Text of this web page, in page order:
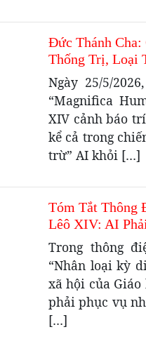
Đức Thánh Cha:
Thống Trị, Loại
Ngày 25/5/
“Magnifica
XIV cảnh báo
kể cả trong
trừ” AI khỏi […]
Tóm Tắt Thông
Lêô XIV: AI
Trong thông
“Nhân loại kỳ
xã hội của
phải phục vụ
[…]